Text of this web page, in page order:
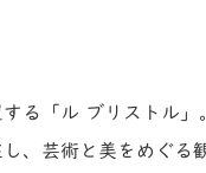
る「ル ブリストル
、芸術と美をめぐる